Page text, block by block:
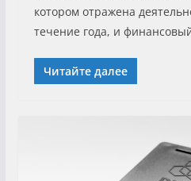
котором отражена
течение года, и
Читайте далее